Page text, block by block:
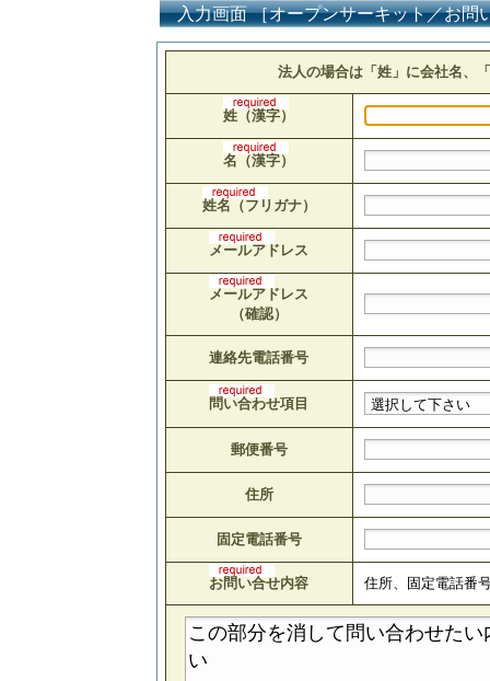
入力画面 ［オープンサーキット／お問
法人の場合は「姓」に会社名、
姓（漢字）
名（漢字）
姓名（フリガナ）
メールアドレス
メールアドレス
（確認）
連絡先電話番号
問い合わせ項目
郵便番号
住所
固定電話番号
お問い合せ内容 住所、固定電話番